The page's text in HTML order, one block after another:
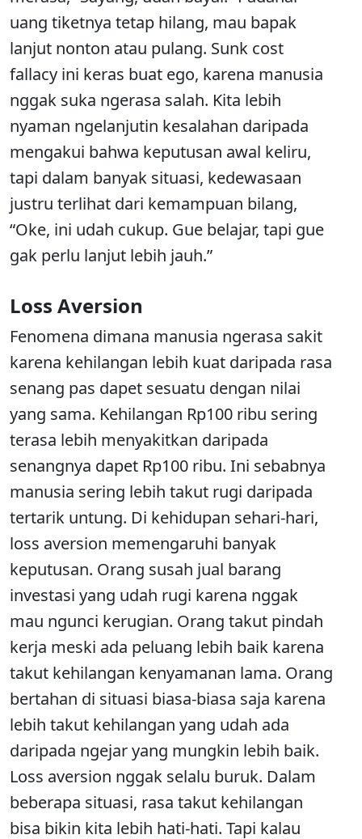
uang tiketnya tetap hilang, mau bapak
lanjut nonton atau pulang. Sunk cost
fallacy ini keras buat ego, karena manusia
nggak suka ngerasa salah. Kita lebih
nyaman ngelanjutin kesalahan daripada
mengakui bahwa keputusan awal keliru,
tapi dalam banyak situasi, kedewasaan
justru terlihat dari kemampuan bilang,
“Oke, ini udah cukup. Gue belajar, tapi gue
gak perlu lanjut lebih jauh.”
Loss Aversion
Fenomena dimana manusia ngerasa sakit
karena kehilangan lebih kuat daripada rasa
senang pas dapet sesuatu dengan nilai
yang sama. Kehilangan Rp100 ribu sering
terasa lebih menyakitkan daripada
senangnya dapet Rp100 ribu. Ini sebabnya
manusia sering lebih takut rugi daripada
tertarik untung. Di kehidupan sehari-hari,
loss aversion memengaruhi banyak
keputusan. Orang susah jual barang
investasi yang udah rugi karena nggak
mau ngunci kerugian. Orang takut pindah
kerja meski ada peluang lebih baik karena
takut kehilangan kenyamanan lama. Orang
bertahan di situasi biasa-biasa saja karena
lebih takut kehilangan yang udah ada
daripada ngejar yang mungkin lebih baik.
Loss aversion nggak selalu buruk. Dalam
beberapa situasi, rasa takut kehilangan
bisa bikin kita lebih hati-hati. Tapi kalau